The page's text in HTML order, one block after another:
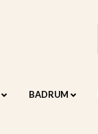
BADRUM